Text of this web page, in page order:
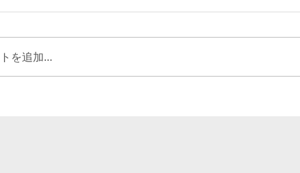
を追加…